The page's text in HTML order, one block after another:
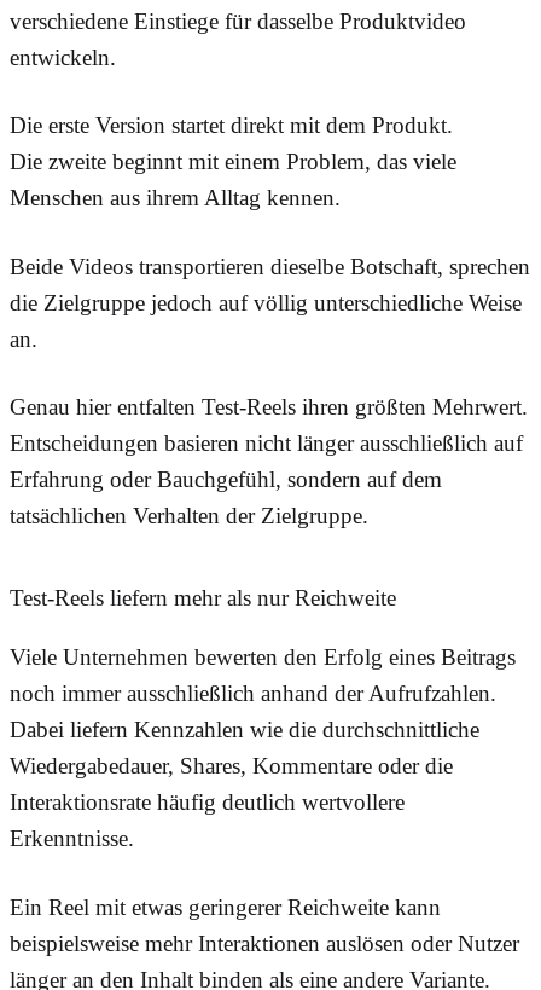
verschiedene Einstiege für dasselbe Produktvideo
entwickeln.
Die erste Version startet direkt mit dem Produkt.
Die zweite beginnt mit einem Problem, das viele
Menschen aus ihrem Alltag kennen.
Beide Videos transportieren dieselbe Botschaft, sprechen
die Zielgruppe jedoch auf völlig unterschiedliche Weise
an.
Genau hier entfalten Test-Reels ihren größten Mehrwert.
Entscheidungen basieren nicht länger ausschließlich auf
Erfahrung oder Bauchgefühl, sondern auf dem
tatsächlichen Verhalten der Zielgruppe.
Test-Reels liefern mehr als nur Reichweite
Viele Unternehmen bewerten den Erfolg eines Beitrags
noch immer ausschließlich anhand der Aufrufzahlen.
Dabei liefern Kennzahlen wie die durchschnittliche
Wiedergabedauer, Shares, Kommentare oder die
Interaktionsrate häufig deutlich wertvollere
Erkenntnisse.
Ein Reel mit etwas geringerer Reichweite kann
beispielsweise mehr Interaktionen auslösen oder Nutzer
länger an den Inhalt binden als eine andere Variante.